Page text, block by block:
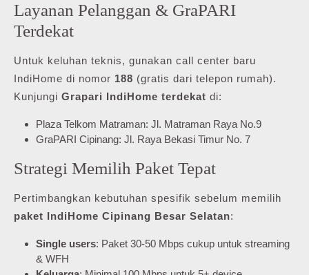
Layanan Pelanggan & GraPARI
Terdekat
Untuk keluhan teknis, gunakan call center baru
IndiHome di nomor 188 (gratis dari telepon rumah).
Kunjungi Grapari IndiHome terdekat di:
Plaza Telkom Matraman: Jl. Matraman Raya No.9
GraPARI Cipinang: Jl. Raya Bekasi Timur No. 7
Strategi Memilih Paket Tepat
Pertimbangkan kebutuhan spesifik sebelum memilih
paket IndiHome Cipinang Besar Selatan:
Single users: Paket 30-50 Mbps cukup untuk streaming
& WFH